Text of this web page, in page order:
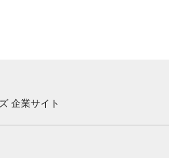
企業サイト